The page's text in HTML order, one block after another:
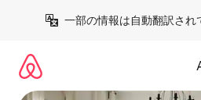
一部の情報は自動翻訳され